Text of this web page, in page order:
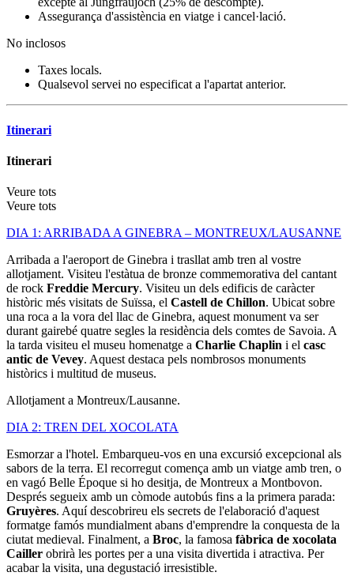
Assegurança d'assistència en viatge i cancel·lació.
No inclosos
Taxes locals.
Qualsevol servei no especificat a l'apartat anterior.
Itinerari
Itinerari
Veure tots
Veure tots
DIA 1: ARRIBADA A GINEBRA – MONTREUX/LAUSANNE
Arribada a l'aeroport de Ginebra i trasllat amb tren al vostre
allotjament. Visiteu l'estàtua de bronze commemorativa del cantant
de rock Freddie Mercury. Visiteu un dels edificis de caràcter
històric més visitats de Suïssa, el Castell de Chillon. Ubicat sobre
una roca a la vora del llac de Ginebra, aquest monument va ser
durant gairebé quatre segles la residència dels comtes de Savoia. A
la tarda visiteu el museu homenatge a Charlie Chaplin i el casc
antic de Vevey. Aquest destaca pels nombrosos monuments
històrics i multitud de museus.
Allotjament a Montreux/Lausanne.
DIA 2: TREN DEL XOCOLATA
Esmorzar a l'hotel. Embarqueu-vos en una excursió excepcional als
sabors de la terra. El recorregut comença amb un viatge amb tren, o
en vagó Belle Époque si ho desitja, de Montreux a Montbovon.
Després segueix amb un còmode autobús fins a la primera parada:
Gruyères. Aquí descobrireu els secrets de l'elaboració d'aquest
formatge famós mundialment abans d'emprendre la conquesta de la
ciutat medieval. Finalment, a Broc, la famosa fàbrica de xocolata
Cailler obrirà les portes per a una visita divertida i atractiva. Per
acabar la visita, una degustació irresistible.